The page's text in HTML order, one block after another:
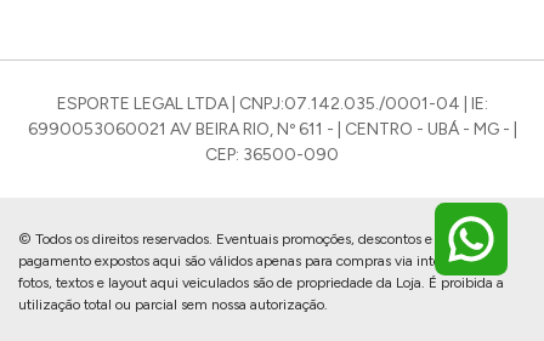
ESPORTE LEGAL LTDA | CNPJ:07.142.035./0001-04 | IE:
6990053060021 AV BEIRA RIO, Nº 611 - | CENTRO - UBÁ - MG - |
CEP: 36500-090
© Todos os direitos reservados. Eventuais promoções, descontos e prazos de
pagamento expostos aqui são válidos apenas para compras via internet. As
fotos, textos e layout aqui veiculados são de propriedade da Loja. É proibida a
utilização total ou parcial sem nossa autorização.